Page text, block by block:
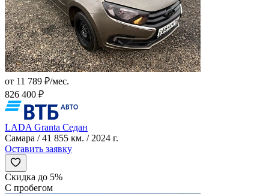
от 11 789 ₽/мес.
826 400 ₽
LADA Granta Седан
Самара / 41 855 км. / 2024 г.
Оставить заявку
Скидка до 5%
С пробегом